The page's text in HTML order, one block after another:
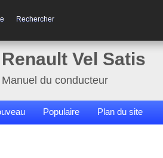
Rechercher
Renault Vel Satis
Manuel du conducteur
Populaire Plan du site